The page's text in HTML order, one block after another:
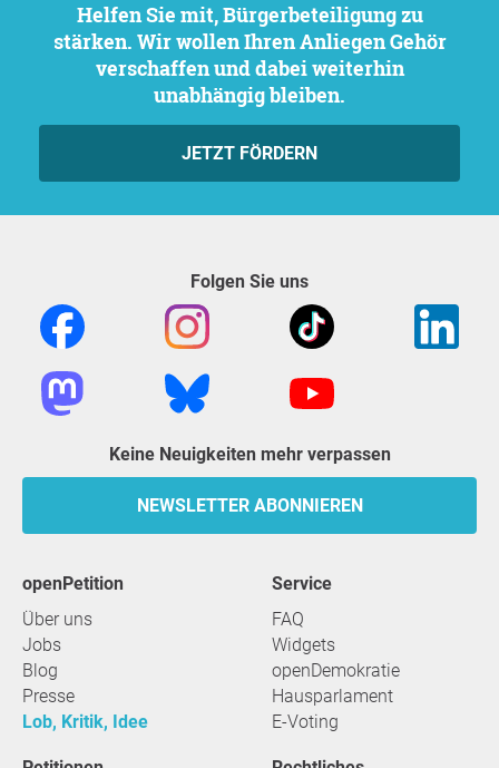
Helfen Sie mit, Bürgerbeteiligung zu
stärken. Wir wollen Ihren Anliegen Gehör
verschaffen und dabei weiterhin
unabhängig bleiben.
JETZT FÖRDERN
Folgen Sie uns
Keine Neuigkeiten mehr verpassen
NEWSLETTER ABONNIEREN
openPetition
Über uns
Jobs
Blog
Presse
Lob, Kritik, Idee
Service
FAQ
Widgets
openDemokratie
Hausparlament
E-Voting